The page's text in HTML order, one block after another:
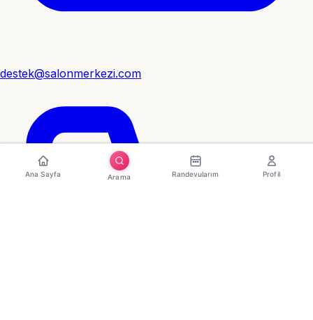
destek@salonmerkezi.com
Ana Sayfa Arama Randevularım Profil